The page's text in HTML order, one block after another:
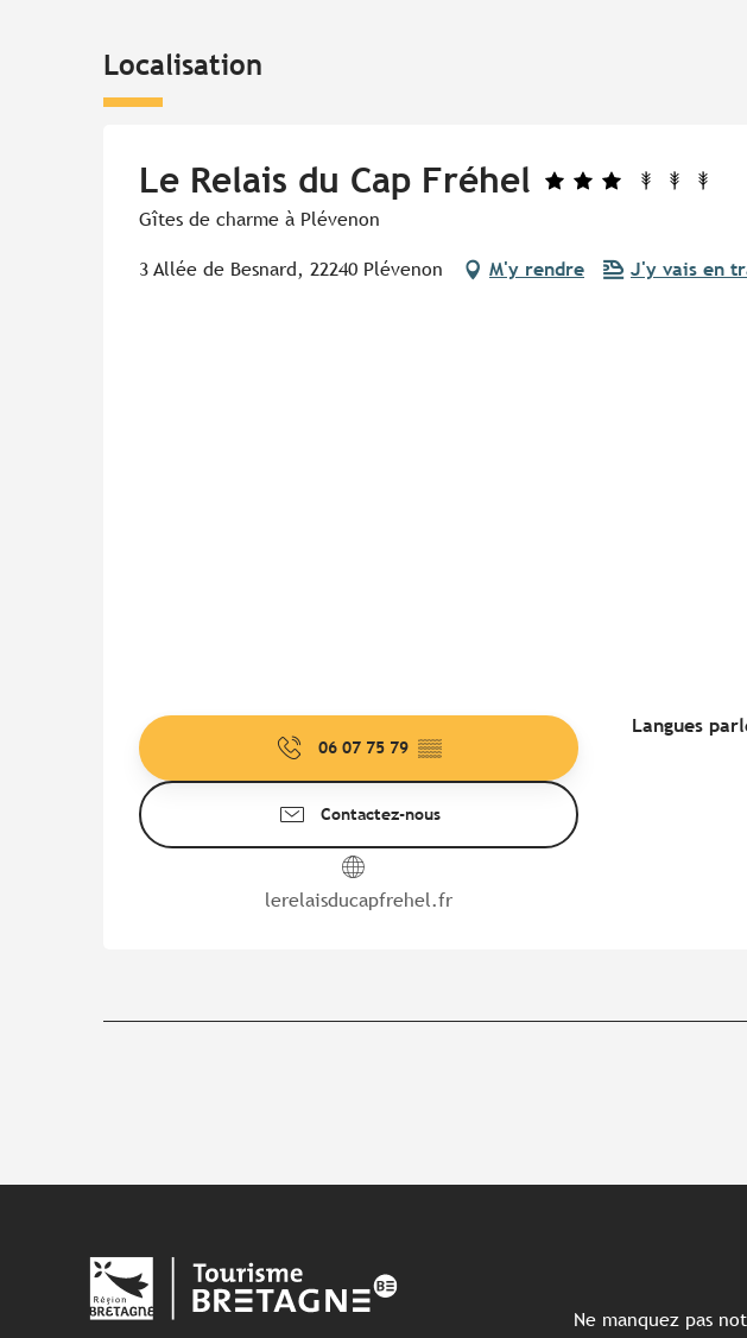
Localisation
Le Relais du Cap Fréhel
Gîtes de charme à Plévenon
3 Allée de Besnard, 22240 Plévenon M'y rendre J'y vais en
06 07 75 79 ▒▒
Contactez-nous
lerelaisducapfrehel.fr
Langues
Langues
Ne manquez pas